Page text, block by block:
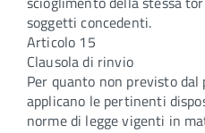
soggetti concedenti.
Articolo 15
Clausola di rinvio
Per quanto non previsto
applicano le pertinenti
norme di legge vigenti in